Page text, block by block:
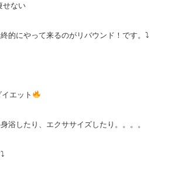
ない
的にやって来るのがリバウンド！です。⤵
エット
浴したり、エクササイズしたり。。。。